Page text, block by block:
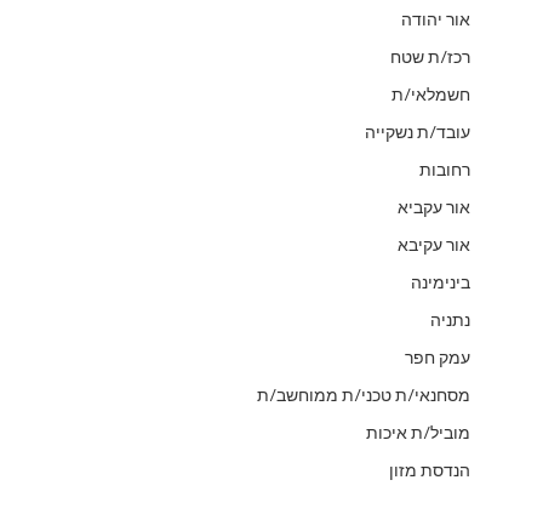
אור יהודה
רכז/ת שטח
חשמלאי/ת
עובד/ת נשקייה
רחובות
אור עקביא
אור עקיבא
בינימינה
נתניה
עמק חפר
מסחנאי/ת טכני/ת ממוחשב/ת
מוביל/ת איכות
הנדסת מזון